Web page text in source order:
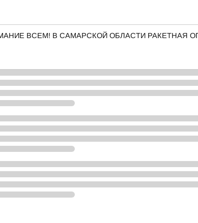
ВСЕМ! В САМАРСКОЙ ОБЛАСТИ РАКЕТНАЯ